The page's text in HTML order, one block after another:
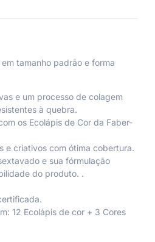
tamanho padrão e forma
e um processo de colagem
à quebra.
os Ecolápis de Cor da Faber-
e criativos com ótima cobertura.
e sua fórmulação
do produto. .
12 Ecolápis de cor + 3 Cores